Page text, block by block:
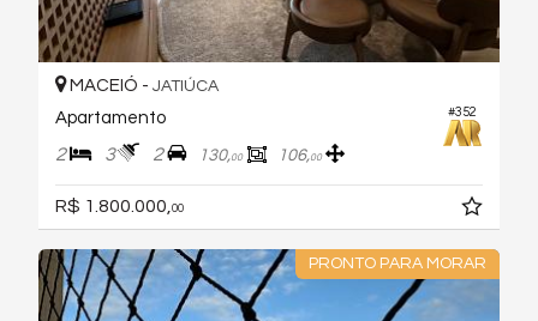
#352
MACEIÓ - JATIÚCA
Apartamento
2 3 2 130,00 106,00
R$ 1.800.000, 00
PRONTO PARA MORAR